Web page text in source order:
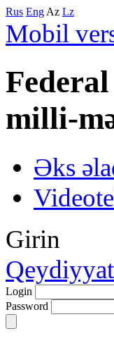
Rus Eng Az Lz
Mobil
milli-
Əks
Girin
Login
Password